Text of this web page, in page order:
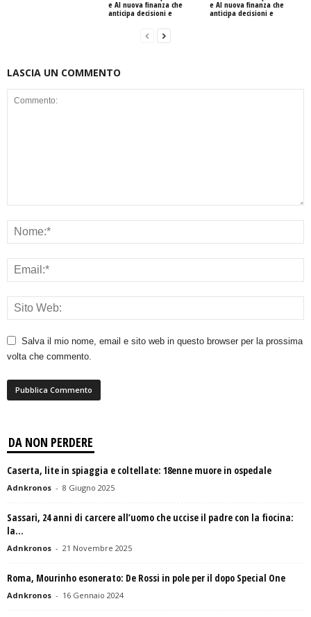
e AI nuova finanza che
anticipa decisioni e
e AI nuova finanza che
anticipa decisioni e
LASCIA UN COMMENTO
Salva il mio nome, email e sito web in questo browser per la prossima
volta che commento.
DA NON PERDERE
Caserta, lite in spiaggia e coltellate: 18enne muore in ospedale
Adnkronos - 8 Giugno 2025
Sassari, 24 anni di carcere all’uomo che uccise il padre con la fiocina:
la...
Adnkronos - 21 Novembre 2025
Roma, Mourinho esonerato: De Rossi in pole per il dopo Special One
Adnkronos - 16 Gennaio 2024